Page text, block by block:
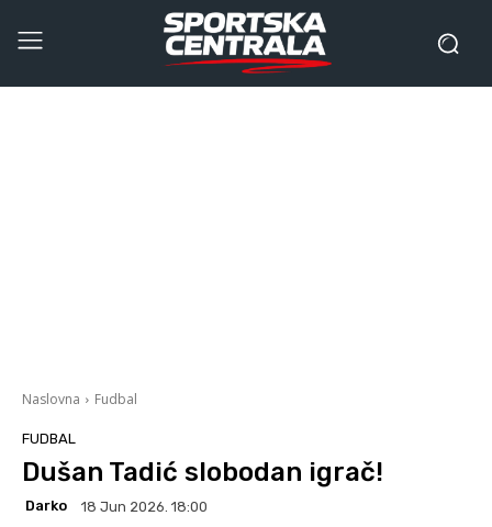
Naslovna Fudbal
FUDBAL
Dušan Tadić slobodan igrač!
Darko 18 Jun 2026. 18:00